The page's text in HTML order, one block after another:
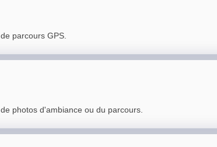
parcours GPS.
photos d'ambiance ou du parcours.